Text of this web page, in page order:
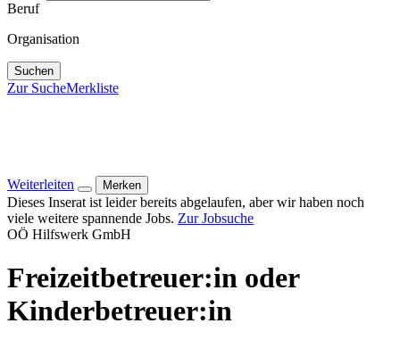
Beruf
Organisation
Suchen
Zur SucheMerkliste
Weiterleiten Merken
Dieses Inserat ist leider bereits abgelaufen, aber wir haben noch
viele weitere spannende Jobs. Zur Jobsuche
OÖ Hilfswerk GmbH
Freizeitbetreuer:in oder
Kinderbetreuer:in